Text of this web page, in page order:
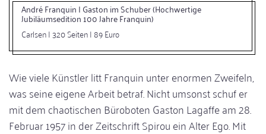
André Franquin | Gaston im Schuber (Hochwertige
Jubiläumsedition 100 Jahre Franquin)
Carlsen | 320 Seiten | 89 Euro
Wie viele Künstler litt Franquin unter enormen Zweifeln,
was seine eigene Arbeit betraf. Nicht umsonst schuf er
mit dem chaotischen Büroboten Gaston Lagaffe am 28.
Februar 1957 in der Zeitschrift Spirou ein Alter Ego. Mit